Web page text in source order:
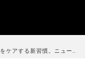
をケアする新習慣。ニュー…